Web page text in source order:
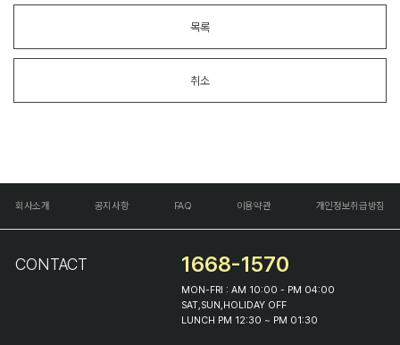
목록
취소
회사소개 공지사항 FAQ 이용약관 개인정보취급방침
CONTACT 1668-1570
MON-FRI : AM 10:00 - PM 04:00
SAT,SUN,HOLIDAY OFF
LUNCH PM 12:30 ~ PM 01:30